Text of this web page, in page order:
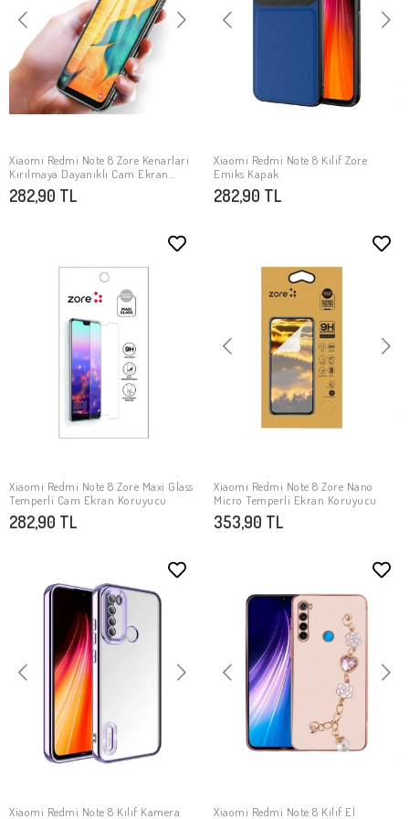
SEPETE EKLE
Xiaomi Redmi Note 8 Zore Kenarları
Kırılmaya Dayanıklı Cam Ekran
Koruyucu
282,90 TL
SEPETE EKLE
Xiaomi Redmi Note 8 Kılıf ​Zore
Emiks Kapak
282,90 TL
SEPETE EKLE
Xiaomi Redmi Note 8 Zore Maxi Glass
Temperli Cam Ekran Koruyucu
282,90 TL
SEPETE EKLE
Xiaomi Redmi Note 8 Zore Nano
Micro Temperli Ekran Koruyucu
353,90 TL
Xiaomi Redmi Note 8 Kılıf Kamera
Xiaomi Redmi Note 8 Kılıf El